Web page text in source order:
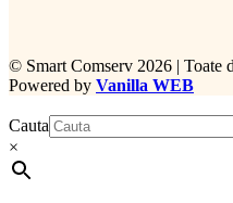
© Smart Comserv 2026 | Toate
Powered by Vanilla WEB
Cauta
×